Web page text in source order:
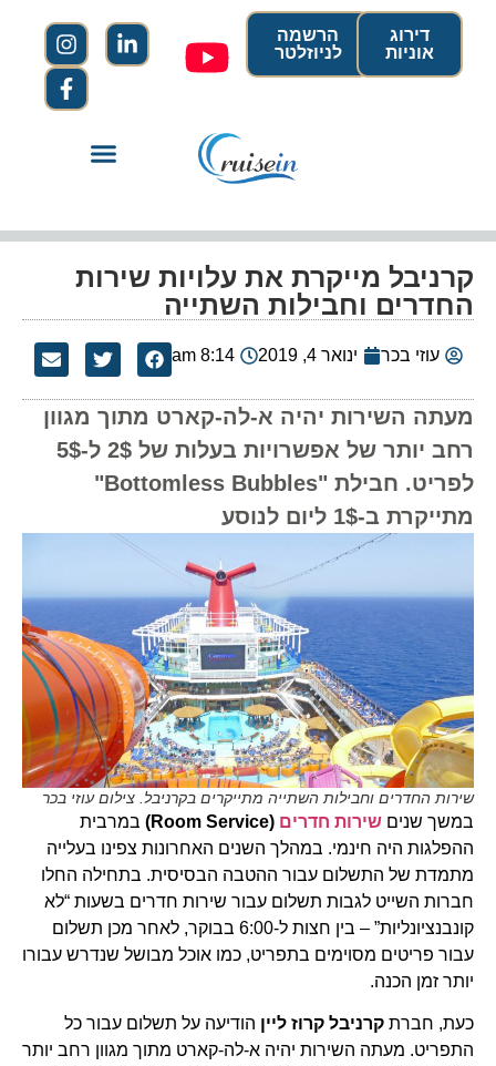
הרשמה
לניוזלטר
דירוג
אוניות
קרניבל מייקרת את עלויות שירות
החדרים וחבילות השתייה
עוזי בכר ינואר 4, 2019 8:14 am
מעתה השירות יהיה א-לה-קארט מתוך מגוון
רחב יותר של אפשרויות בעלות של 2$ ל-5$
לפריט. חבילת "Bottomless Bubbles"
מתייקרת ב-1$ ליום לנוסע
שירות החדרים וחבילות השתייה מתייקרים בקרניבל. צילום עוזי בכר
במשך שניםשירות חדרים(Room Service)
במרבית
ההפלגות היה חינמי. במהלך השנים האחרונות צפינו בעלייה
מתמדת של התשלום עבור ההטבה הבסיסית. בתחילה החלו
חברות השייט לגבות תשלום עבור שירות חדרים בשעות “לא
קונבנציונליות” – בין חצות ל-6:00 בבוקר, לאחר מכן תשלום
עבור פריטים מסוימים בתפריט, כמו אוכל מבושל שנדרש עבורו
יותר זמן הכנה.
כעת, חברתקרניבל קרוז לייןהודיעה על תשלום עבור כל
התפריט. מעתה השירות יהיה א-לה-קארט מתוך מגוון רחב יותר